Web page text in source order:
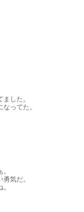
した。
ってた。
気だ。